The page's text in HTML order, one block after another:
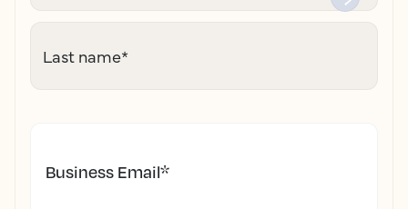
Last name*
Business Email*